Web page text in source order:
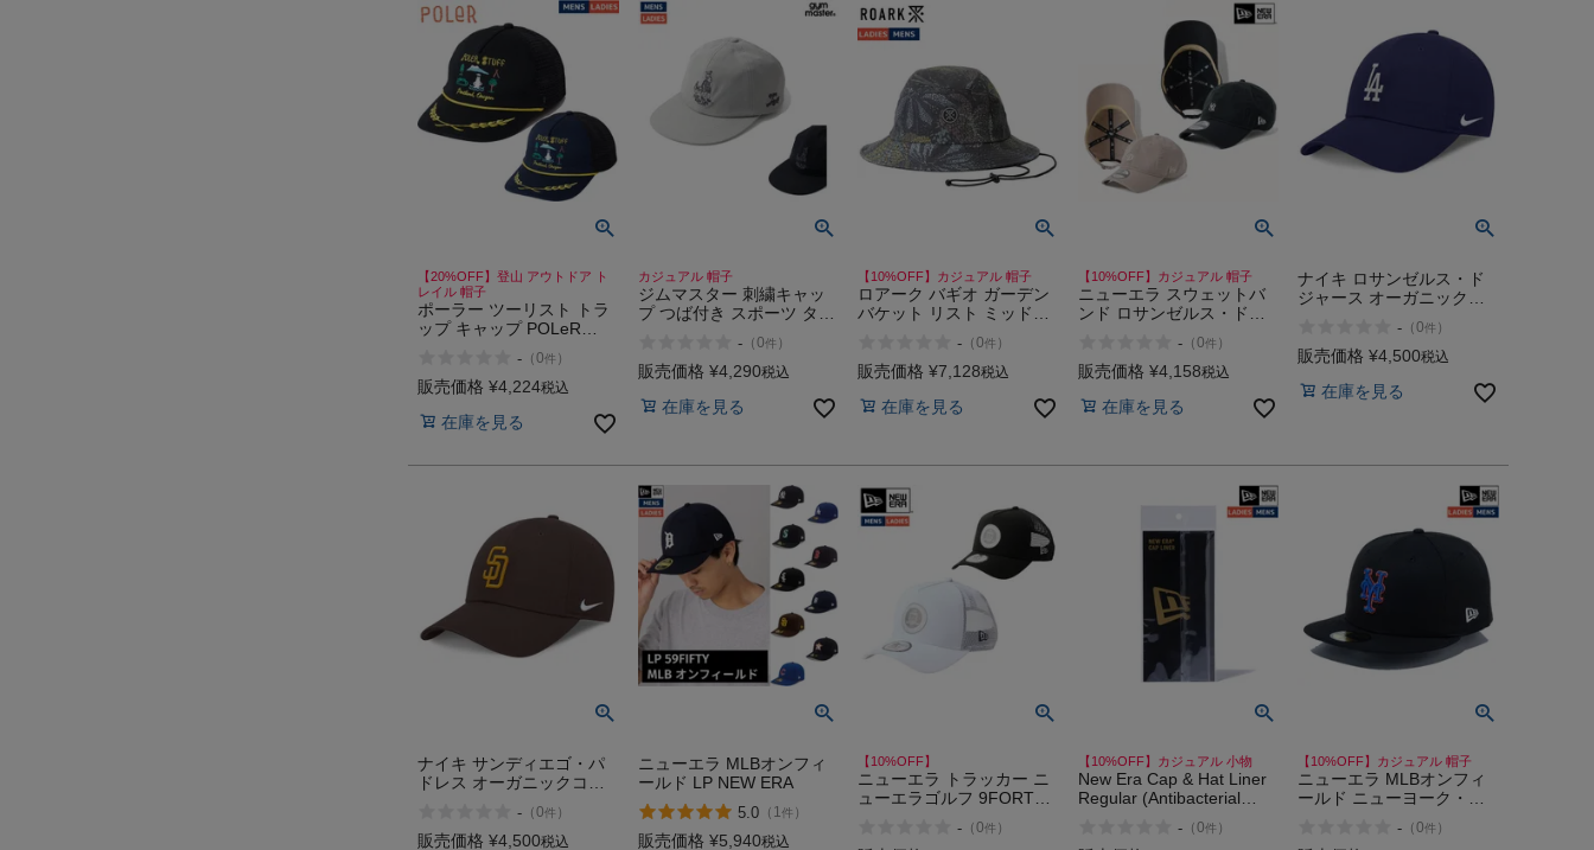
【20%OFF】登山 アウトドア ト
レイル 帽子
ポーラー ツーリスト トラ
ップ キャップ POLeR
- （0件 ）
販売価格 ¥4,224税込
在庫を見る
カジュアル 帽子
ジムマスター 刺繍キャッ
プ つば付き スポーツ タウ
gym master SLOW LIFE
-（0件 ）
販売価格 ¥4,290税込
在庫を見る
【10%OFF】カジュアル 帽子
ロアーク バギオ ガーデン
バケット リスト ミッド
GARDEN BUCKET LIST
MID
- （0件 ）
販売価格 ¥7,128税込
在庫を見る
【10%OFF】カジュアル 帽子
ニューエラ スウェットバ
ンド ロサンゼルス・ドジ
ンキース 9TWENTY MLB
NEW ERA
-（0件 ）
販売価格 ¥4,158税込
在庫を見る
ナイキ ロサンゼルス・ド
ジャース オーガニックコ
- （0件 ）
販売価格 ¥4,500税込
在庫を見る
ナイキ サンディエゴ・パ
ドレス オーガニックコッ
- （0件 ）
販売価格 ¥4,500税込
ニューエラ MLBオンフィ
ールド LP NEW ERA
5.0（ 1件 ）
販売価格 ¥5,940税込
【10%OFF】
ニューエラ トラッカー ニ
ューエラゴルフ 9FORTY
- （0件 ）
【10%OFF】カジュアル 小物
New Era Cap & Hat Liner
Regular (Antibacterial
-（0件 ）
【10%OFF】カジュアル 帽子
ニューエラ MLBオンフィ
ールド ニューヨーク・メ
ERA MLB On-Field York
- （0件 ）